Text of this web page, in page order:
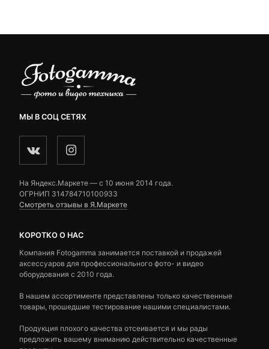
МЫ В СОЦ СЕТЯХ
На Яндекс.Маркете — c 10 июня 2014 года.
ОГРНИП 314784710100933
Смотреть отзывы в Я.Маркете
КОРОТКО О НАС
Компания Fotogamma занимается поставкой и продажей
аксессуаров для профессионального фото- и видео
оборудования с 2010 года.
В нашем ассортименте представлены только качественные
товары, прошедшие тестирование нашими специалистами.
Продукция плохого качества отсеивается и мы рады
предложить вашему вниманию действительно качественные